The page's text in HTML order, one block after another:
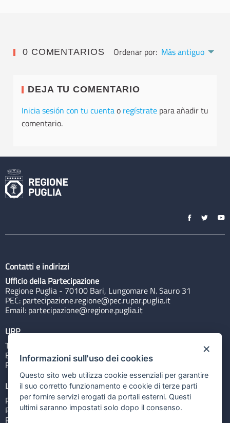
0 COMENTARIOS Ordenar por: Más antiguo
DEJA TU COMENTARIO
Inicia sesión con tu cuentao regístrate para añadir tu
comentario.
Contatti e indirizzi
Ufficio della Partecipazione
Regione Puglia - 70100 Bari, Lungomare N. Sauro 31
PEC: partecipazione.regione@pec.rupar.puglia.it
Email: partecipazione@regione.puglia.it
URP
Tel: 800713939
Email:quiregione@regione.puglia.it
Rubrica
Link utili
Portale Istituzionale
PO FESR Puglia 2014-2020
PSR Puglia 2014-2020
×
Informazioni sull'uso dei cookies
Questo sito web utilizza cookie essenziali per garantire
il suo corretto funzionamento e cookie di terze parti
per fornire servizi erogati da portali esterni. Questi
ultimi saranno impostati solo dopo il consenso.